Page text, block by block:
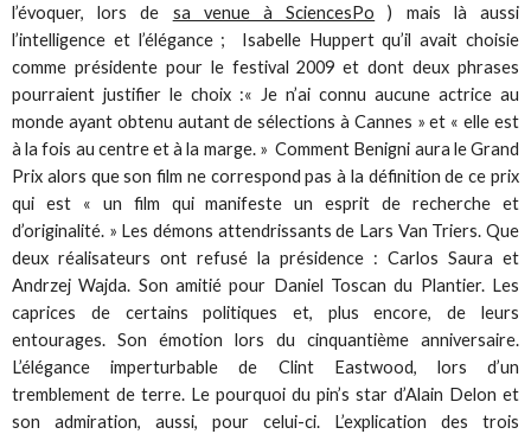
l’évoquer, lors de sa venue à SciencesPo ) mais là aussi
l’intelligence et l’élégance ; Isabelle Huppert qu’il avait choisie
comme présidente pour le festival 2009 et dont deux phrases
pourraient justifier le choix :« Je n’ai connu aucune actrice au
monde ayant obtenu autant de sélections à Cannes » et « elle est
à la fois au centre et à la marge. » Comment Benigni aura le Grand
Prix alors que son film ne correspond pas à la définition de ce prix
qui est « un film qui manifeste un esprit de recherche et
d’originalité. » Les démons attendrissants de Lars Van Triers. Que
deux réalisateurs ont refusé la présidence : Carlos Saura et
Andrzej Wajda. Son amitié pour Daniel Toscan du Plantier. Les
caprices de certains politiques et, plus encore, de leurs
entourages. Son émotion lors du cinquantième anniversaire.
L’élégance imperturbable de Clint Eastwood, lors d’un
tremblement de terre. Le pourquoi du pin’s star d’Alain Delon et
son admiration, aussi, pour celui-ci. L’explication des trois